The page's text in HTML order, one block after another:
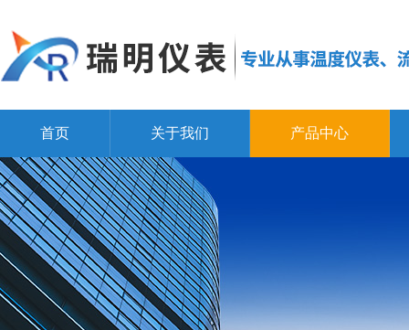
首页 关于我们 产品中心